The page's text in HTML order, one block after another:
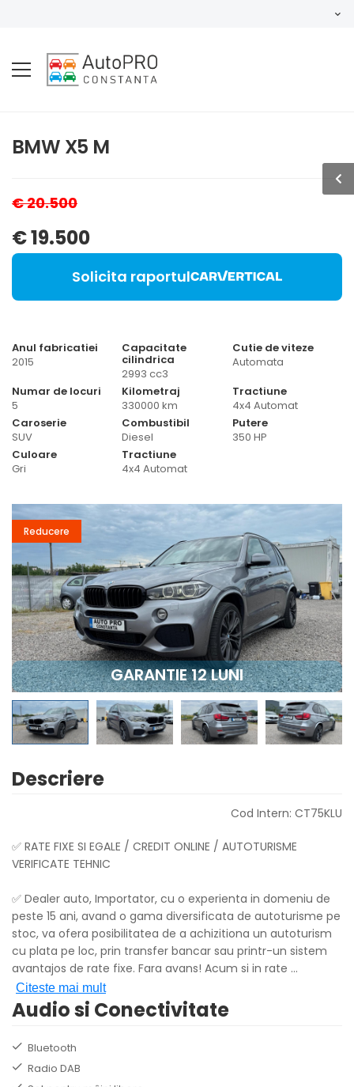
BMW X5 M
€ 20.500
€ 19.500
Solicita raportul
Anul fabricatiei
2015
Capacitate
cilindrica
2993 cc3
Cutie de viteze
Automata
Numar de locuri
5
Kilometraj
330000 km
Tractiune
4x4 Automat
Caroserie
SUV
Combustibil
Diesel
Putere
350 HP
Culoare
Gri
Tractiune
4x4 Automat
GARANTIE 12 LUNI
Reducere
Descriere
Cod Intern: CT75KLU
✅ RATE FIXE SI EGALE / CREDIT ONLINE / AUTOTURISME
VERIFICATE TEHNIC
✅ Dealer auto, Importator, cu o experienta in domeniu de
peste 15 ani, avand o gama diversificata de autoturisme pe
stoc, va ofera posibilitatea de a achizitiona un autoturism
cu plata pe loc, prin transfer bancar sau printr-un sistem
avantajos de rate fixe. Fara avans! Acum si in rate ...
Citeste mai mult
Audio si Conectivitate
Bluetooth
Radio DAB